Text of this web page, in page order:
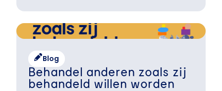
Blog
Behandel anderen zoals zij
behandeld willen worden